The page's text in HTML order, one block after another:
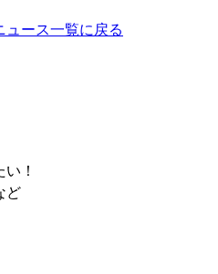
ュース一覧に戻る
！
ど